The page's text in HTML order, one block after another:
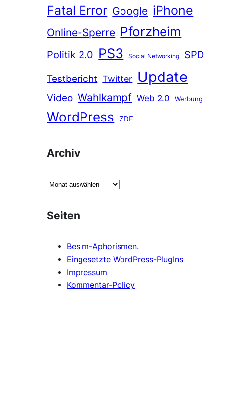
Fatal Error Google iPhone
Online-Sperre Pforzheim
Politik 2.0 PS3 Social Networking
SPD
Testbericht Twitter Update
Video Wahlkampf Web 2.0 Werbung
WordPress ZDF
Archiv
A
h
Seiten
Besim-Aphorismen.
Eingesetzte WordPress-PlugIns
Impressum
Kommentar-Policy